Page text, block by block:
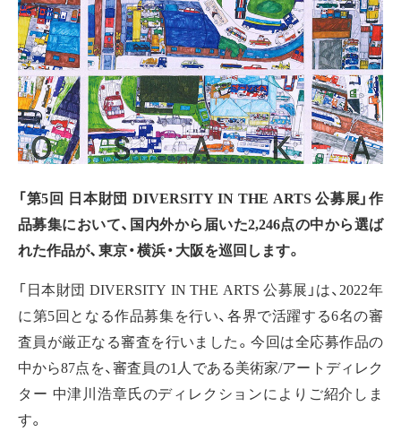
「第5回 日本財団 DIVERSITY IN THE ARTS 公募展」作
品募集において、国内外から届いた2,246点の中から選ば
れた作品が、東京・横浜・大阪を巡回します。
「日本財団 DIVERSITY IN THE ARTS 公募展」は、2022年
に第5回となる作品募集を行い、各界で活躍する6名の審
査員が厳正なる審査を行いました。今回は全応募作品の
中から87点を、審査員の1人である美術家/アートディレク
ター 中津川浩章氏のディレクションによりご紹介しま
す。